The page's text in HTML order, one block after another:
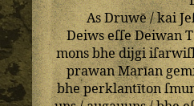
AsDruwē/kai
DeiwseſſeDeiwan
monsbhedijgi
prawanMarīan
bheperklantīton